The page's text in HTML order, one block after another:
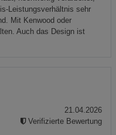
Leistungsverhältnis sehr
Mit Kenwood oder
Auch das Design ist
21.04.2026
Verifizierte Bewertung